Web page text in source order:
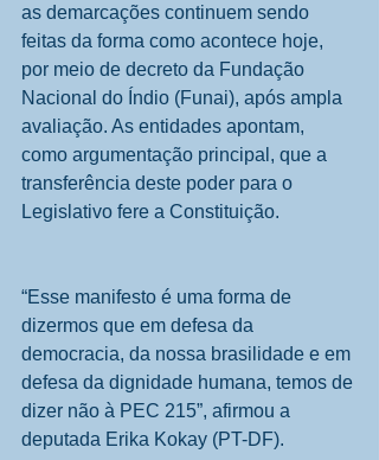
as demarcações continuem sendo
feitas da forma como acontece hoje,
por meio de decreto da Fundação
Nacional do Índio (Funai), após ampla
avaliação. As entidades apontam,
como argumentação principal, que a
transferência deste poder para o
Legislativo fere a Constituição.
“Esse manifesto é uma forma de
dizermos que em defesa da
democracia, da nossa brasilidade e em
defesa da dignidade humana, temos de
dizer não à PEC 215”, afirmou a
deputada Erika Kokay (PT-DF).